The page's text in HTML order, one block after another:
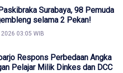
Surabaya, 98 Pemuda
selama 2 Pekan!
03:05 WIB
Respons Perbedaan Angka
Pelajar Milik Dinkes dan DCC